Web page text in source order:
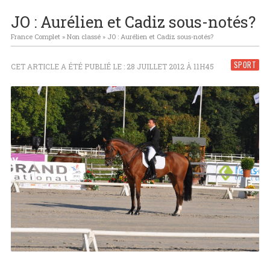
indoor reviennent le 23 Janvier 2027 !
JO : Aurélien et Cadiz sous-notés?
France Complet» Non classé» JO : Aurélien et Cadiz sous-notés?
SPORT
CET ARTICLE A ÉTÉ PUBLIÉ LE : 28 JUILLET 2012 À 11H45